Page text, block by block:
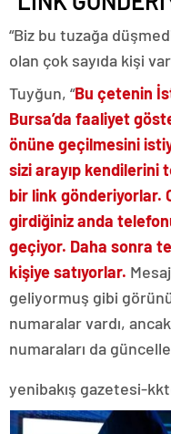
“Biz bu tuzağa
olan çok sayıda kişi
Tuyğun, “Bu çetenin
Bursa’da faaliyet
önüne geçilmesini
sizi arayıp kendilerini
bir link gönderiyorlar.
girdiğiniz anda
geçiyor. Daha sonra
kişiye satıyorlar.
geliyormuş gibi
numaralar vardı,
numaraları da
yenibakış gazetesi-